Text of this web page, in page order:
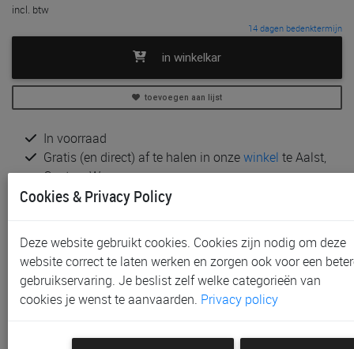
incl. btw
14 dagen bedenktermijn
in winkelkar
toevoegen aan lijst
In voorraad
Gratis (en direct) af te halen in onzewinkel te Aalst,
Gent en Waregem
Gratis (na bestelling) af te halen in onze
Andere artikelen uit deze collectie:
Cookies & Privacy Policy
Deze website gebruikt cookies. Cookies zijn nodig om deze
website correct te laten werken en zorgen ook voor een
gebruikservaring. Je beslist zelf welke categorieën van
cookies je wenst te aanvaarden. Privacy policy